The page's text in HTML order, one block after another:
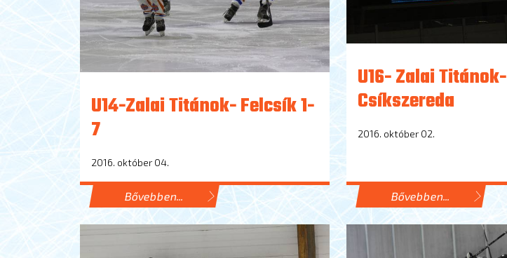
U14-Zalai Titánok- Felcsík 1-
7
2016. október 04.
Bővebben...
U16- Zalai Titánok-
Csíkszereda
2016. október 02.
Bővebben...